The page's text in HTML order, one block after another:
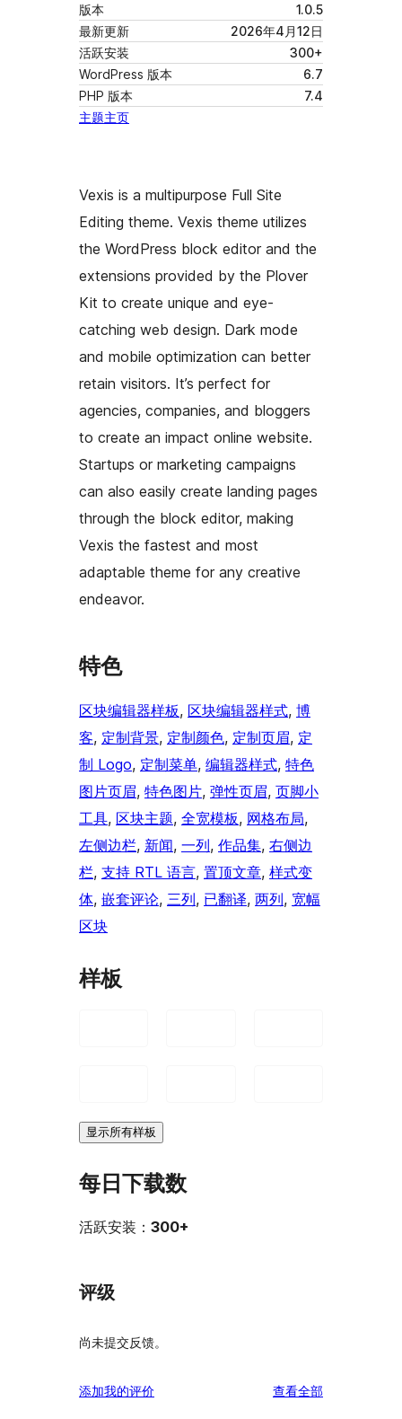
版本
1.0.5
最新更新
2026年4月12日
活跃安装
300+
WordPress 版本
6.7
PHP 版本
7.4
主题主页
Vexis is a multipurpose Full Site
Editing theme. Vexis theme utilizes
the WordPress block editor and the
extensions provided by the Plover
Kit to create unique and eye-
catching web design. Dark mode
and mobile optimization can better
retain visitors. It’s perfect for
agencies, companies, and bloggers
to create an impact online website.
Startups or marketing campaigns
can also easily create landing pages
through the block editor, making
Vexis the fastest and most
adaptable theme for any creative
endeavor.
特色
区块编辑器样板, 区块编辑器样式, 博
客, 定制背景, 定制颜色, 定制页眉, 定
制 Logo, 定制菜单, 编辑器样式, 特色
图片页眉, 特色图片, 弹性页眉, 页脚小
工具, 区块主题, 全宽模板, 网格布局
左侧边栏, 新闻, 一列, 作品集, 右侧边
栏, 支持 RTL 语言, 置顶文章, 样式变
体, 嵌套评论, 三列, 已翻译, 两列, 宽幅
区块
样板
显示所有样板
每日下载数
活跃安装： 300+
评级
尚未提交反馈。
添加我的评价 查看全部评